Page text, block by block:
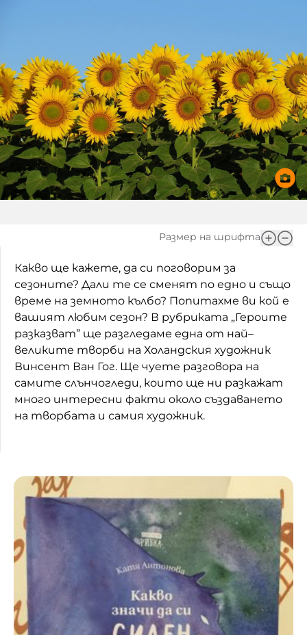
История на изкуството
Музикална кутийка
От соул до рокендрол
Междучасие
Яйцето на света
Непознатите думи
Като Айнщайн
Домашен любимец
Питаме Ви
До ре ми
Кои сме ние?
За вас, родители
БНР
БНР Новини
Архивен фонд на БНР
Размер на шрифта
Какво ще кажете, да си поговорим за
сезоните? Дали те се сменят по едно и също
време на земното кълбо? Попитахме ви кой е
вашият любим сезон? В рубриката „Героите
разказват” ще разгледаме една от най–
великите творби на Холандския художник
Винсент Ван Гог. Ще чуете разговора на
самите слънчогледи, които ще ни разкажат
много интересни факти около създаването
на творбата и самия художник.